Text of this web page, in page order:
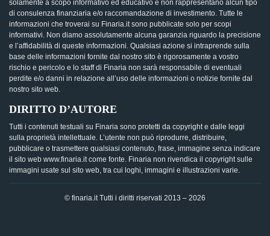
solamente a scopo informativo ed educativo e non rappresentano alcun tipo
di consulenza finanziaria e/o raccomandazione di investimento. Tutte le
informazioni che troverai su Finaria.it sono pubblicate solo per scopi
informativi. Non diamo assolutamente alcuna garanzia riguardo la precisione
e l’affidabilità di queste informazioni. Qualsiasi azione si intraprende sulla
base delle informazioni fornite dal nostro sito è rigorosamente a vostro
rischio e pericolo e lo staff di Finaria non sarà responsabile di eventuali
perdite e/o danni in relazione all’uso delle informazioni o notizie fornite dal
nostro sito web.
DIRITTO D’AUTORE
Tutti i contenuti testuali su Finaria sono protetti da copyright e dalle leggi
sulla proprietà intellettuale. L’utente non può riprodurre, distribuire,
pubblicare o trasmettere qualsiasi contenuto, frase, immagine senza indicare
il sito web www.finaria.it come fonte. Finaria non rivendica il copyright sulle
immagini usate sul sito web, tra cui loghi, immagini e illustrazioni varie.
© finaria.it Tutti i diritti riservati 2013 – 2026